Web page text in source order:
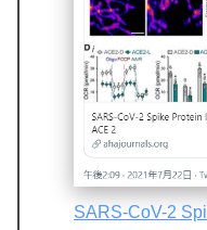
SARS-CoV-2